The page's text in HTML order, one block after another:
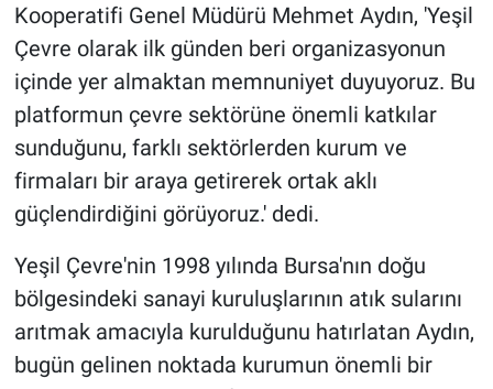
Kooperatifi Genel Müdürü Mehmet Aydın, 'Yeşil
Çevre olarak ilk günden beri organizasyonun
içinde yer almaktan memnuniyet duyuyoruz. Bu
platformun çevre sektörüne önemli katkılar
sunduğunu, farklı sektörlerden kurum ve
firmaları bir araya getirerek ortak aklı
güçlendirdiğini görüyoruz.' dedi.
Yeşil Çevre'nin 1998 yılında Bursa'nın doğu
bölgesindeki sanayi kuruluşlarının atık sularını
arıtmak amacıyla kurulduğunu hatırlatan Aydın,
bugün gelinen noktada kurumun önemli bir